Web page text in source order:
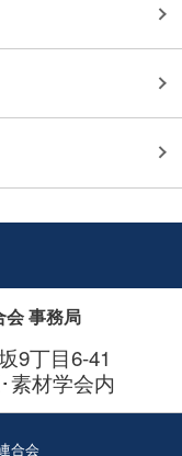
会 事務局
9丁目6-41
素材学会内
合会